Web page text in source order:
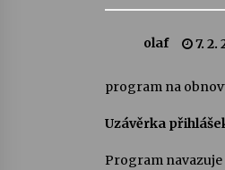
olaf 7. 2.
program na
Uzávěrka
Program navazuje